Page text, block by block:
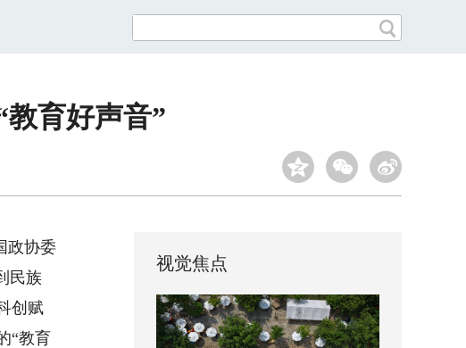
育好声音”
政协委
民族
创赋
“教育
视觉焦点